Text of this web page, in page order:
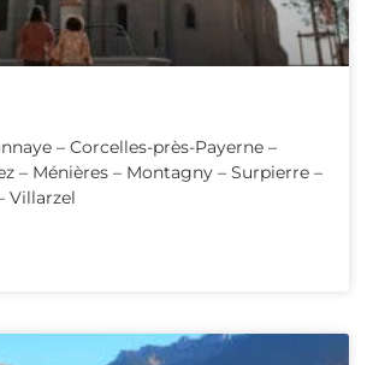
– Corcelles-près-Payerne –
– Ménières – Montagny – Surpierre –
Villarzel